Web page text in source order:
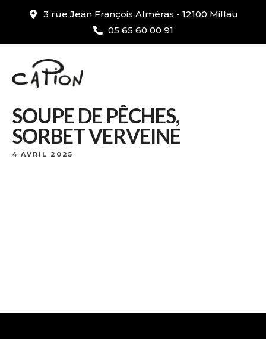
3 rue Jean François Alméras - 12100 Millau
05 65 60 00 91
SOUPE DE PÊCHES,
SORBET VERVEINE
4 AVRIL 2025